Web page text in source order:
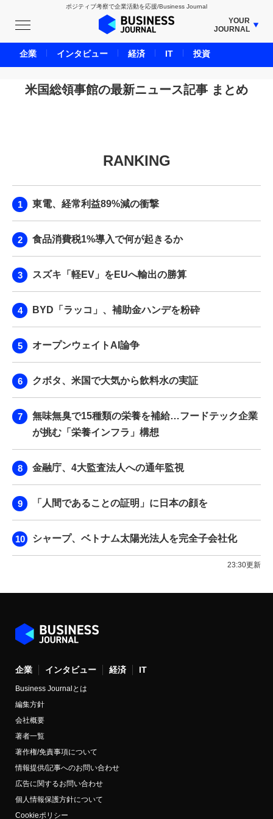
ポジティブ考察で企業活動を応援/Business Journal
YOUR
JOURNAL
BUSINESS JOURNAL
UNICORN JOURNAL
CARBON CREDITS JOURNAL
LIFE ENDING JOURNAL
BPaaS JOURNAL
米国総領事館の最新ニュース記事 まとめ
RANKING
東電、経常利益89%減の衝撃
食品消費税1%導入で何が起きるか
スズキ「軽EV」をEUへ輸出の勝算
BYD「ラッコ」、補助金ハンデを粉砕
オープンウェイトAI論争
クボタ、米国で大気から飲料水の実証
無味無臭で15種類の栄養を補給…フードテック企業
が挑む「栄養インフラ」構想
金融庁、4大監査法人への通年監視
「人間であることの証明」に日本の顔を
シャープ、ベトナム太陽光法人を完全子会社化
23:30更新
企業 インタビュー 経済 IT
Business Journalとは
編集方針
会社概要
著者一覧
著作権/免責事項について
情報提供/記事へのお問い合わせ
広告に関するお問い合わせ
個人情報保護方針について
Cookieポリシー
企業 インタビュー 経済 IT 投資